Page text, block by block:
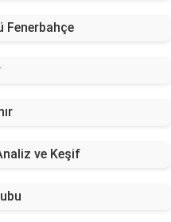
Fenerbahçe
ve Keşif